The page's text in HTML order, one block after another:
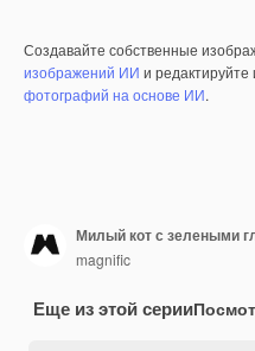
Создавайте собственные
изображений ИИ и
фотографий на основе ИИ.
Милый кот с зелеными
magnific
Еще из этой серии